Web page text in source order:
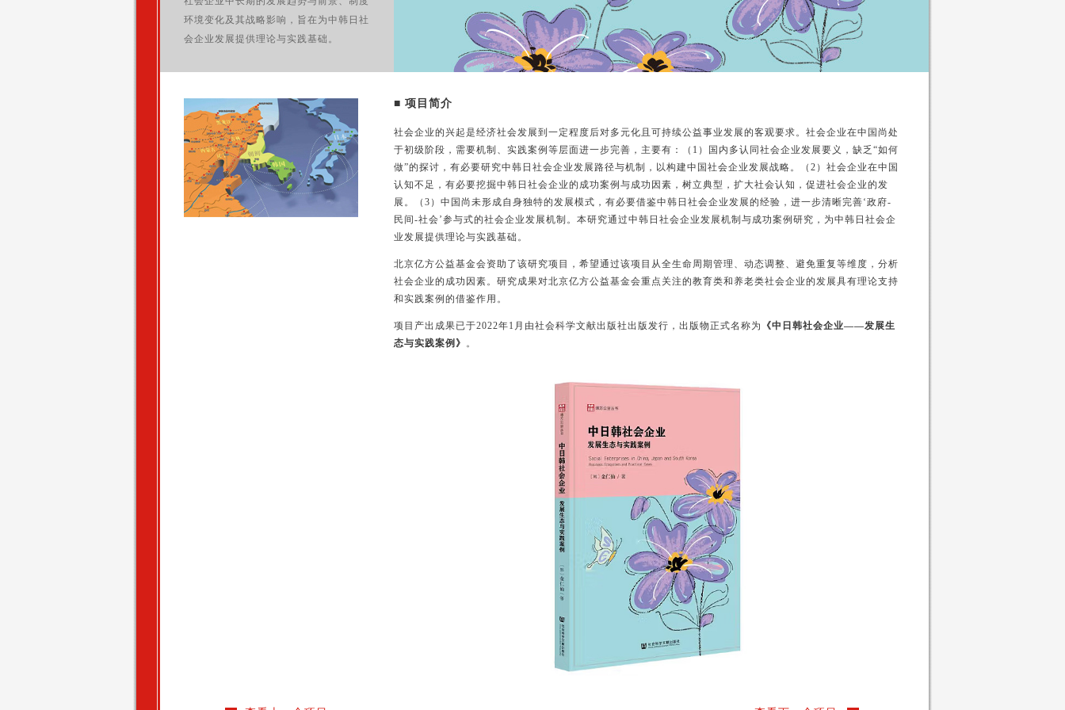
环境变化及其战略影响，旨在为中韩日社
会企业发展提供理论与实践基础。
■ 项目简介
社会企业的兴起是经济社会发展到一定程度后对多元化且可持续公益事业发展的客观要求。社会企业在中国尚处
于初级阶段，需要机制、实践案例等层面进一步完善，主要有：（1）国内多认同社会企业发展要义，缺乏“如何
做”的探讨，有必要研究中韩日社会企业发展路径与机制，以构建中国社会企业发展战略。（2）社会企业在中国
认知不足，有必要挖掘中韩日社会企业的成功案例与成功因素，树立典型，扩大社会认知，促进社会企业的发
展。（3）中国尚未形成自身独特的发展模式，有必要借鉴中韩日社会企业发展的经验，进一步清晰完善‘政府-
民间-社会’参与式的社会企业发展机制。本研究通过中韩日社会企业发展机制与成功案例研究，为中韩日社会企
业发展提供理论与实践基础。
北京亿方公益基金会资助了该研究项目，希望通过该项目从全生命周期管理、动态调整、避免重复等维度，分析
社会企业的成功因素。研究成果对北京亿方公益基金会重点关注的教育类和养老类社会企业的发展具有理论支持
和实践案例的借鉴作用。
项目产出成果已于2022年1月由社会科学文献出版社出版发行，出版物正式名称为
《中日韩社会企业——发展生
态与实践案例》 。